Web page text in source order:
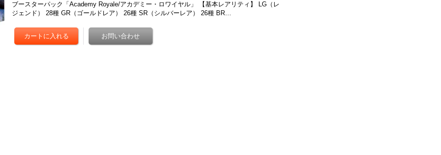
ブースターパック「Academy Royale/アカデミー・ロワイヤル」 【基本レアリティ】 LG（レ
ジェンド） 28種 GR（ゴールドレア） 26種 SR（シルバーレア） 26種 BR…